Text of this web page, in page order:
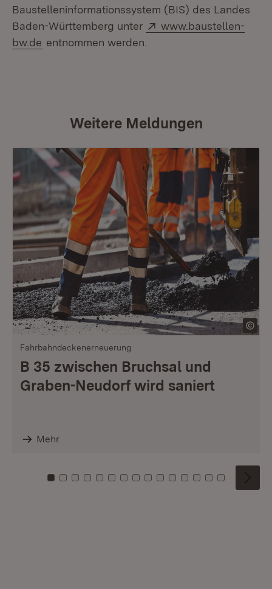
Baustelleninformationssystem (BIS) des Landes
Baden-Württemberg unter
Extern:
www.baustellen-
bw.de (Öffnet in neuem Fenster)
entnommen werden.
Weitere Meldungen
Fahrbahndeckenerneuerung
B 35 zwischen Bruchsal und
Graben-Neudorf wird saniert
Mehr
Zu Kachel: 0
Zu Kachel: 1
Zu Kachel: 2
Zu Kachel: 3
Zu Kachel: 4
Zu Kachel: 5
Zu Kachel: 6
Zu Kachel: 7
Zu Kachel: 8
Zu Kachel: 9
Zu Kachel: 10
Zu Kachel: 11
Zu Kachel: 12
Zu Kachel:
Zu